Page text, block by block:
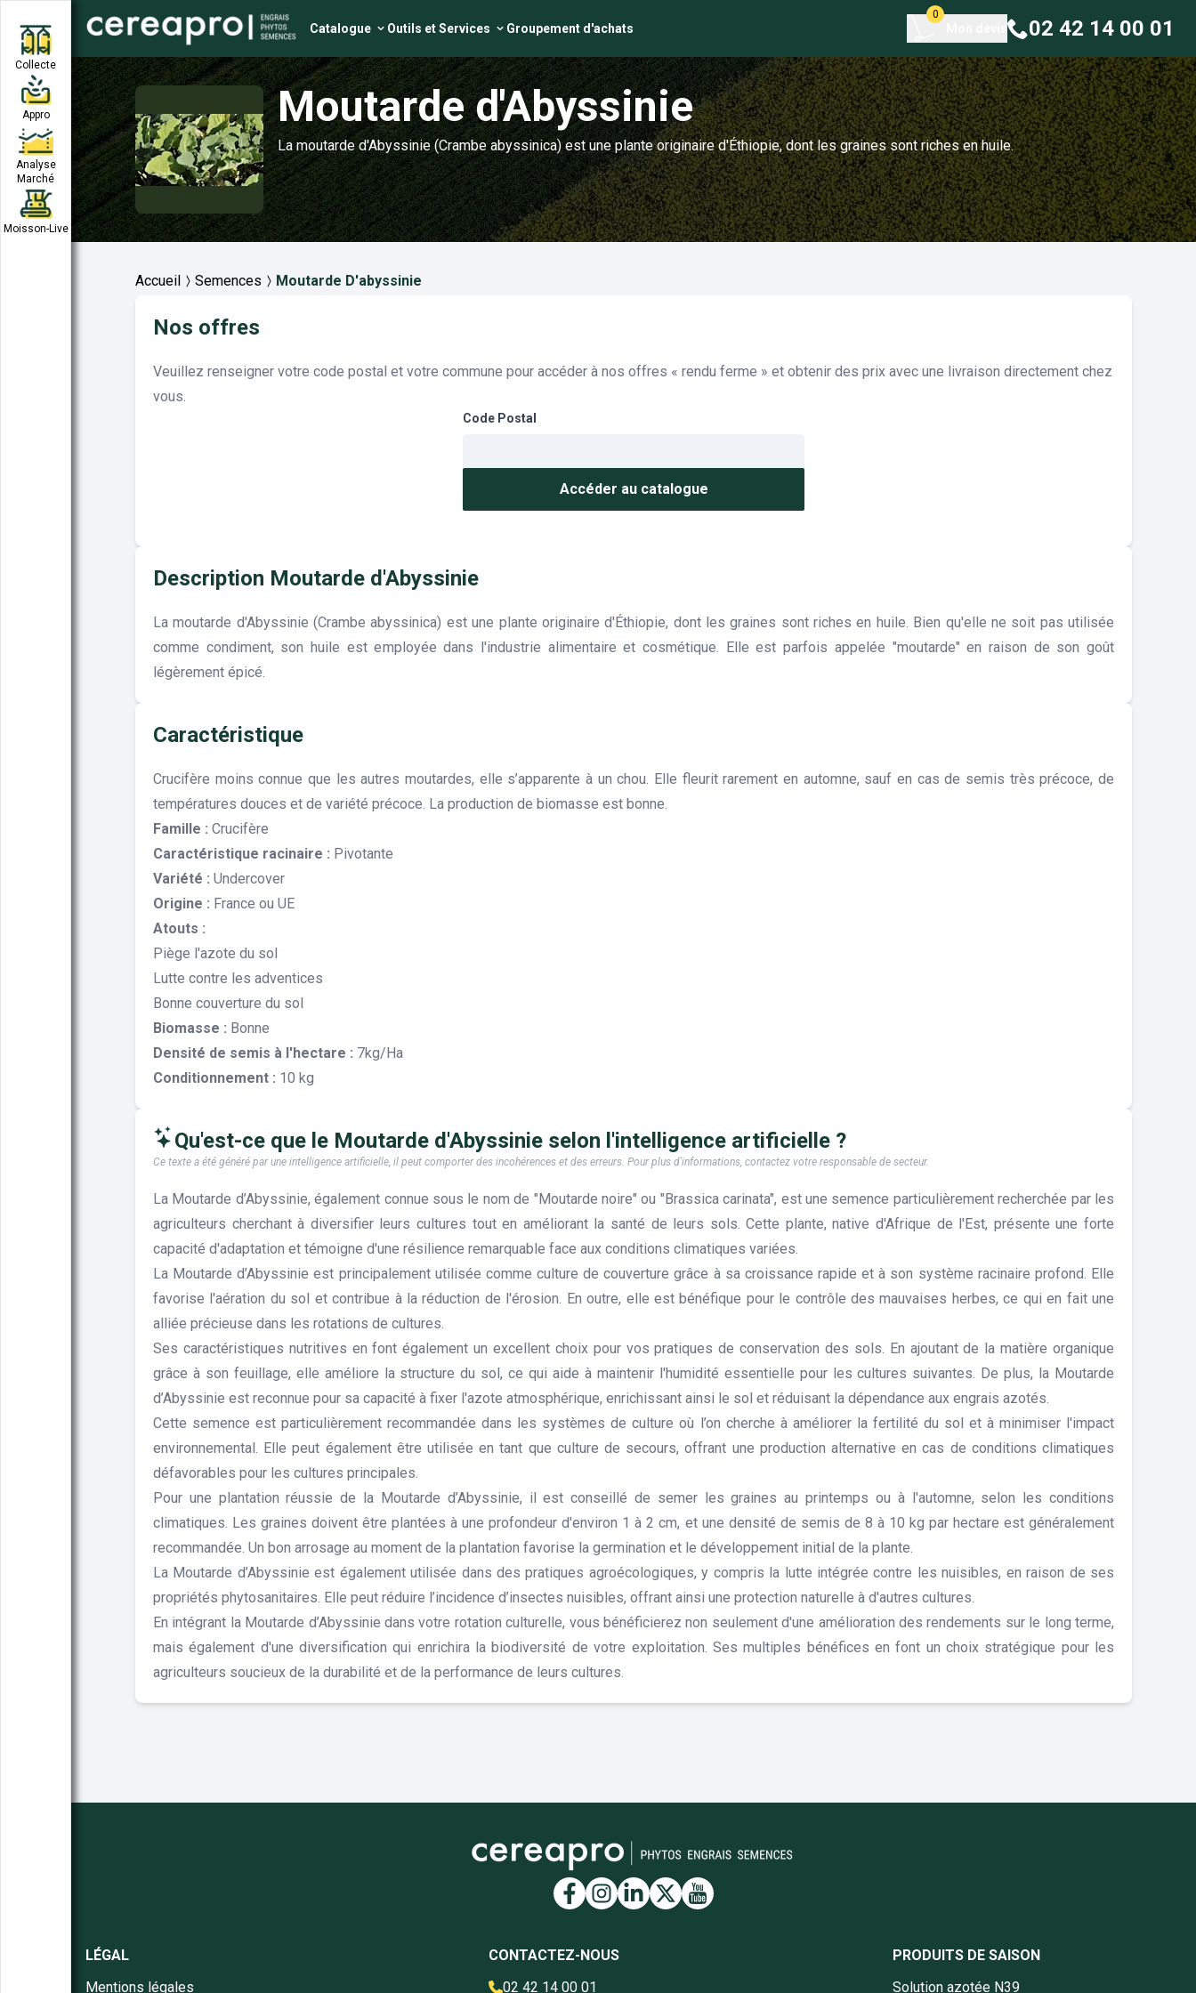
Collecte
Appro
Analyse
Marché
Moisson-Live
Catalogue Outils et Services Groupement d'achats
0
02 42 14 00 01
Moutarde d'Abyssinie
La moutarde d'Abyssinie (Crambe abyssinica) est une plante originaire d'Éthiopie, dont les graines sont riches en huile.
Accueil Semences Moutarde D'abyssinie
Nos offres
Veuillez renseigner votre code postal et votre commune pour accéder à nos offres « rendu ferme » et obtenir des prix avec une livraison directement chez
vous.
Code Postal
Accéder au catalogue
Description Moutarde d'Abyssinie
La moutarde d'Abyssinie (Crambe abyssinica) est une plante originaire d'Éthiopie, dont les graines sont riches en huile. Bien qu'elle ne soit pas utilisée
comme condiment, son huile est employée dans l'industrie alimentaire et cosmétique. Elle est parfois appelée "moutarde" en raison de son goût
légèrement épicé.
Caractéristique
Crucifère moins connue que les autres moutardes, elle s’apparente à un chou. Elle fleurit rarement en automne, sauf en cas de semis très précoce, de
températures douces et de variété précoce. La production de biomasse est bonne.
Famille : Crucifère
Caractéristique racinaire : Pivotante
Variété : Undercover
Origine : France ou UE
Atouts :
Piège l'azote du sol
Lutte contre les adventices
Bonne couverture du sol
Biomasse : Bonne
Densité de semis à l'hectare : 7kg/Ha
Conditionnement : 10 kg
Qu'est-ce que le Moutarde d'Abyssinie selon l'intelligence artificielle ?
Ce texte a été généré par une intelligence artificielle, il peut comporter des incohérences et des erreurs. Pour plus d'informations, contactez votre responsable de secteur.
La Moutarde d’Abyssinie, également connue sous le nom de "Moutarde noire" ou "Brassica carinata", est une semence particulièrement recherchée par les
agriculteurs cherchant à diversifier leurs cultures tout en améliorant la santé de leurs sols. Cette plante, native d'Afrique de l'Est, présente une forte
capacité d'adaptation et témoigne d'une résilience remarquable face aux conditions climatiques variées.
La Moutarde d’Abyssinie est principalement utilisée comme culture de couverture grâce à sa croissance rapide et à son système racinaire profond. Elle
favorise l'aération du sol et contribue à la réduction de l'érosion. En outre, elle est bénéfique pour le contrôle des mauvaises herbes, ce qui en fait une
alliée précieuse dans les rotations de cultures.
Ses caractéristiques nutritives en font également un excellent choix pour vos pratiques de conservation des sols. En ajoutant de la matière organique
grâce à son feuillage, elle améliore la structure du sol, ce qui aide à maintenir l'humidité essentielle pour les cultures suivantes. De plus, la Moutarde
d’Abyssinie est reconnue pour sa capacité à fixer l'azote atmosphérique, enrichissant ainsi le sol et réduisant la dépendance aux engrais azotés.
Cette semence est particulièrement recommandée dans les systèmes de culture où l’on cherche à améliorer la fertilité du sol et à minimiser l'impact
environnemental. Elle peut également être utilisée en tant que culture de secours, offrant une production alternative en cas de conditions climatiques
défavorables pour les cultures principales.
Pour une plantation réussie de la Moutarde d’Abyssinie, il est conseillé de semer les graines au printemps ou à l'automne, selon les conditions
climatiques. Les graines doivent être plantées à une profondeur d'environ 1 à 2 cm, et une densité de semis de 8 à 10 kg par hectare est généralement
recommandée. Un bon arrosage au moment de la plantation favorise la germination et le développement initial de la plante.
La Moutarde d’Abyssinie est également utilisée dans des pratiques agroécologiques, y compris la lutte intégrée contre les nuisibles, en raison de ses
propriétés phytosanitaires. Elle peut réduire l’incidence d’insectes nuisibles, offrant ainsi une protection naturelle à d'autres cultures.
En intégrant la Moutarde d’Abyssinie dans votre rotation culturelle, vous bénéficierez non seulement d'une amélioration des rendements sur le long terme,
mais également d'une diversification qui enrichira la biodiversité de votre exploitation. Ses multiples bénéfices en font un choix stratégique pour les
agriculteurs soucieux de la durabilité et de la performance de leurs cultures.
Lien vers la page Facebook Cereapro
Lien vers la page Instagram Cereapro
Lien vers la page Linkedin Cereapro
Lien vers la page Twitter Cereapro
Lien vers la chaine YouTube Cereapro
LÉGAL
Mentions légales
CONTACTEZ-NOUS
02 42 14 00 01
PRODUITS DE SAISON
Solution azotée N39